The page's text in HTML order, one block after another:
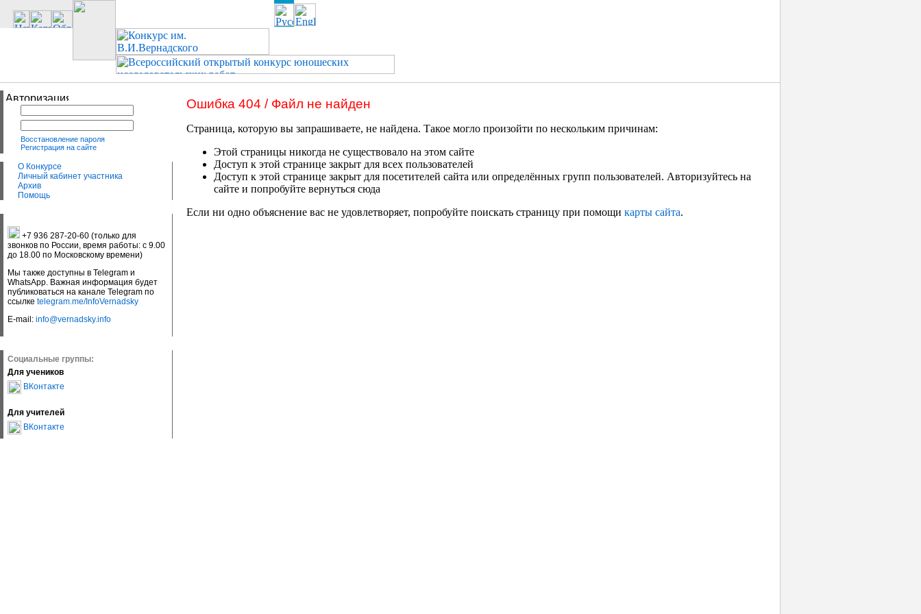
Восстановление пароля
Регистрация на сайте
О Конкурсе
Личный кабинет участника
Архив
Помощь
+7 936 287-20-60 (только для
звонков по России, время работы: с 9.00
до 18.00 по Московскому времени)
Мы также доступны в Telegram и
WhatsApp. Важная информация будет
публиковаться на канале Telegram по
ссылке telegram.me/InfoVernadsky
E-mail: info@vernadsky.info
Социальные группы:
Для учеников
ВКонтакте
Для учителей
ВКонтакте
Ошибка 404 / Файл не найден
Страница, которую вы запрашиваете, не найдена. Такое могло произойти по нескольким причинам:
Этой страницы никогда не существовало на этом сайте
Доступ к этой странице закрыт для всех пользователей
Доступ к этой странице закрыт для посетителей сайта или определённых групп пользователей. Авторизуйтесь на
сайте и попробуйте вернуться сюда
Если ни одно объяснение вас не удовлетворяет, попробуйте поискать страницу при помощи карты сайта.